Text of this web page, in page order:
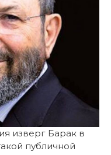
изверг Барак в
публичной